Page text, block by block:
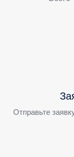
Отправьте